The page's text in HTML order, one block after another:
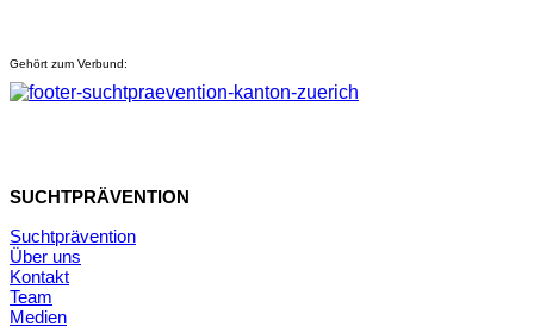
Gehört zum Verbund:
SUCHTPRÄVENTION
Suchtprävention
Über uns
Kontakt
Team
Medien